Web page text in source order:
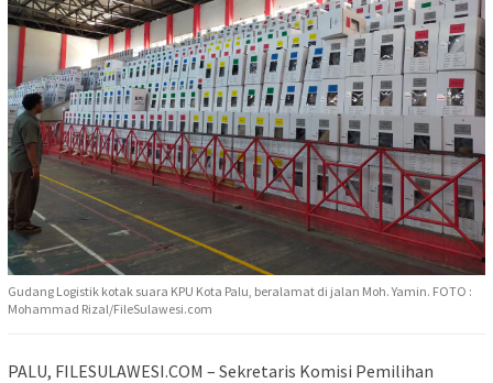
Gudang Logistik kotak suara KPU Kota Palu, beralamat di jalan Moh. Yamin. FOTO :
Mohammad Rizal/FileSulawesi.com
PALU, FILESULAWESI.COM – Sekretaris Komisi Pemilihan